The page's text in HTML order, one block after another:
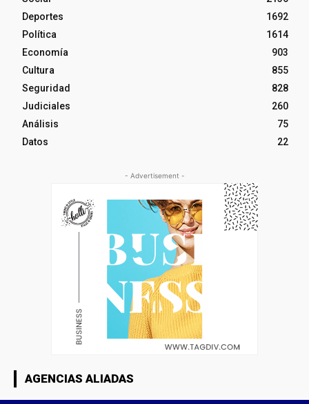
Deportes
1692
Política
1614
Economía
903
Cultura
855
Seguridad
828
Judiciales
260
Análisis
75
Datos
22
- Advertisement -
AGENCIAS ALIADAS